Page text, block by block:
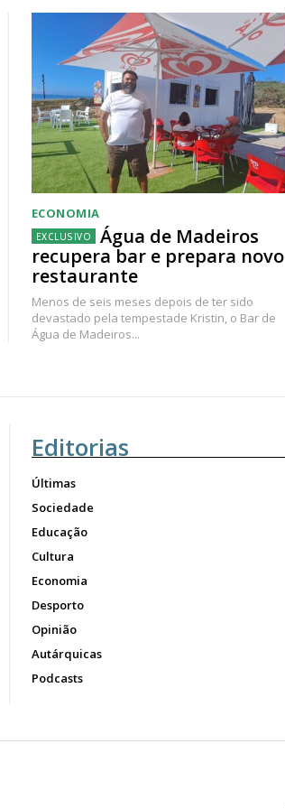
ECONOMIA
Água de Madeiros
recupera bar e prepara novo
restaurante
Menos de seis meses depois de ter sido
devastado pela tempestade Kristin, o Bar de
Água de Madeiros...
Editorias
Últimas
Sociedade
Educação
Cultura
Economia
Desporto
Opinião
Autárquicas
Podcasts